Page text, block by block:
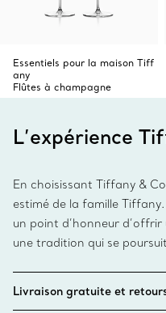
Essentiels pour la maison Tiff
any
Flûtes à champagne
L’expérience
En choisissant Tiffany &
estimé de la famille
un point d’honneur
une tradition qui se
Livraison gratuite et